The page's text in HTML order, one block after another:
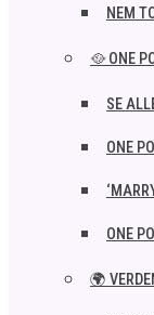
NEM
🥘 ONE
SE
ONE
ONE
🌍